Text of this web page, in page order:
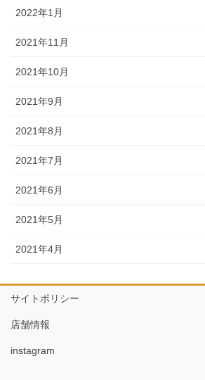
2022年1月
2021年11月
2021年10月
2021年9月
2021年8月
2021年7月
2021年6月
2021年5月
2021年4月
サイトポリシー
店舗情報
instagram